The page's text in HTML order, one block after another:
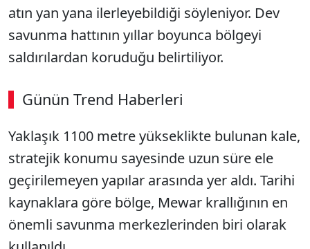
atın yan yana ilerleyebildiği söyleniyor. Dev
savunma hattının yıllar boyunca bölgeyi
saldırılardan koruduğu belirtiliyor.
Günün Trend Haberleri
Yaklaşık 1100 metre yükseklikte bulunan kale,
stratejik konumu sayesinde uzun süre ele
geçirilemeyen yapılar arasında yer aldı. Tarihi
kaynaklara göre bölge, Mewar krallığının en
önemli savunma merkezlerinden biri olarak